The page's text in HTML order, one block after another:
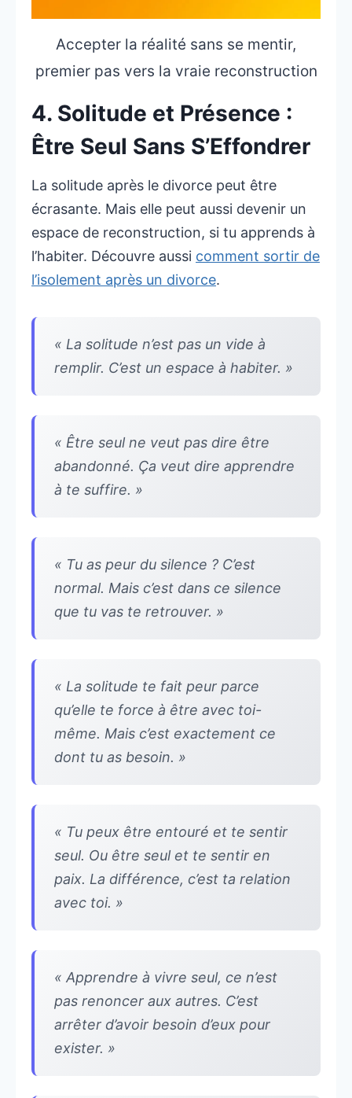
Accepter la réalité sans se mentir,
premier pas vers la vraie reconstruction
4. Solitude et Présence :
Être Seul Sans S’Effondrer
La solitude après le divorce peut être
écrasante. Mais elle peut aussi devenir un
espace de reconstruction, si tu apprends à
l’habiter. Découvre aussi comment sortir de
l’isolement après un divorce.
« La solitude n’est pas un vide à
remplir. C’est un espace à habiter. »
« Être seul ne veut pas dire être
abandonné. Ça veut dire apprendre
à te suffire. »
« Tu as peur du silence ? C’est
normal. Mais c’est dans ce silence
que tu vas te retrouver. »
« La solitude te fait peur parce
qu’elle te force à être avec toi-
même. Mais c’est exactement ce
dont tu as besoin. »
« Tu peux être entouré et te sentir
seul. Ou être seul et te sentir en
paix. La différence, c’est ta relation
avec toi. »
« Apprendre à vivre seul, ce n’est
pas renoncer aux autres. C’est
arrêter d’avoir besoin d’eux pour
exister. »